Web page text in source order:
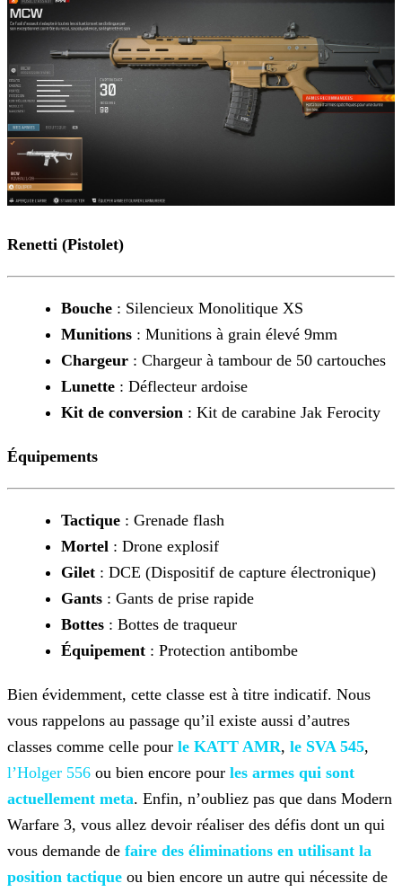
Renetti (Pistolet)
Bouche : Silencieux Monolitique XS
Munitions : Munitions à grain élevé 9mm
Chargeur : Chargeur à tambour de 50 cartouches
Lunette : Déflecteur ardoise
Kit de conversion : Kit de carabine Jak Ferocity
Équipements
Tactique : Grenade flash
Mortel : Drone explosif
Gilet : DCE (Dispositif de capture électronique)
Gants : Gants de prise rapide
Bottes : Bottes de traqueur
Équipement : Protection antibombe
Bien évidemment, cette classe est à titre indicatif. Nous
vous rappelons au passage qu’il existe aussi d’autres
classes comme celle pour le KATT AMR, le SVA 545,
l’Holger 556 ou bien encore pour les armes qui sont
actuellement meta. Enfin, n’oubliez pas que dans Modern
Warfare 3, vous allez devoir réaliser des défis dont un qui
vous demande de faire des éliminations en utilisant la
position tactique ou bien encore un autre qui nécessite de